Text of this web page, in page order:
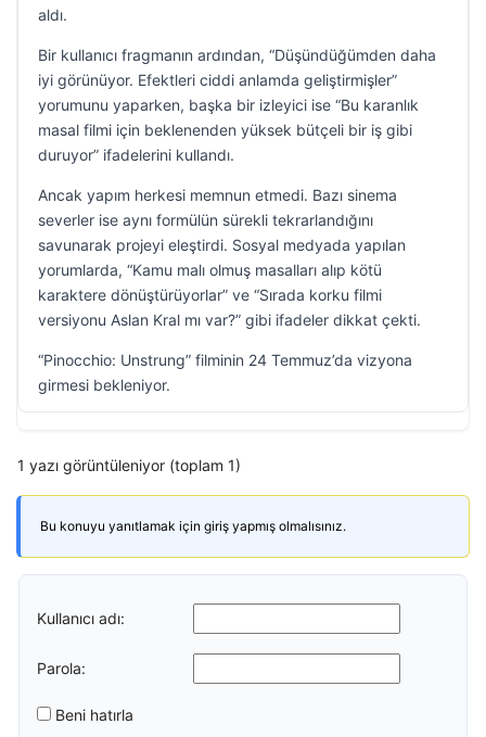
aldı.
Bir kullanıcı fragmanın ardından, “Düşündüğümden daha
iyi görünüyor. Efektleri ciddi anlamda geliştirmişler”
yorumunu yaparken, başka bir izleyici ise “Bu karanlık
masal filmi için beklenenden yüksek bütçeli bir iş gibi
duruyor” ifadelerini kullandı.
Ancak yapım herkesi memnun etmedi. Bazı sinema
severler ise aynı formülün sürekli tekrarlandığını
savunarak projeyi eleştirdi. Sosyal medyada yapılan
yorumlarda, “Kamu malı olmuş masalları alıp kötü
karaktere dönüştürüyorlar” ve “Sırada korku filmi
versiyonu Aslan Kral mı var?” gibi ifadeler dikkat çekti.
“Pinocchio: Unstrung” filminin 24 Temmuz’da vizyona
girmesi bekleniyor.
1 yazı görüntüleniyor (toplam 1)
Bu konuyu yanıtlamak için giriş yapmış olmalısınız.
Kullanıcı adı:
Parola:
Beni hatırla